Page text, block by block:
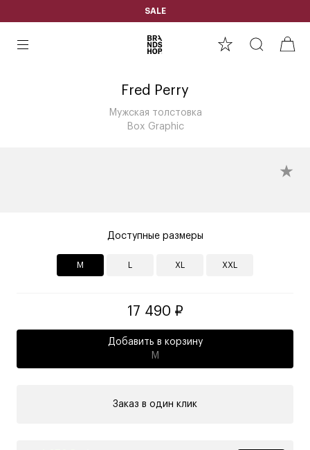
SALE
Fred Perry
Мужская толстовка
Box Graphic
Доступные размеры
M XL XXL
17 490 ₽
Добавить в корзину
M
Заказ в один клик